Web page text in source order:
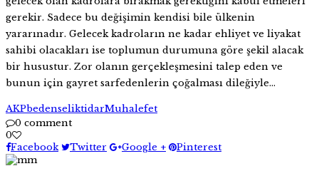
gerekir. Sadece bu değişimin kendisi bile ülkenin
yararınadır. Gelecek kadroların ne kadar ehliyet ve liyakat
sahibi olacakları ise toplumun durumuna göre şekil alacak
bir husustur. Zor olanın gerçekleşmesini talep eden ve
bunun için gayret sarfedenlerin çoğalması dileğiyle…
AKPbedenseliktidarMuhalefet
0 comment
0
Facebook
Twitter Google + Pinterest